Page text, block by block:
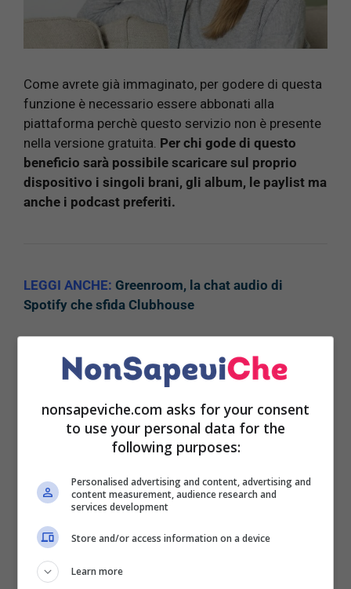
Come avrete già immaginato, per godere di questa
funzione è necessario essere abbonati alla
piattaforma perchè questo servizio non è presente
nella versione gratuita. Per chi gode di questo
beneficio sarà possibile scaricare sul proprio
dispositivo i singoli brani, gli album, le paylist ma
anche i podcast preferiti.
LEGGI ANCHE: Greenroom, la chat audio di
Spotify che sfida Clubhouse
La procedura è uguale sia che il vostro sia un
dispositivo Android sia per un dispositivo che
utilizza iOS: sarà, inoltre, possibile farlo anche dal
Come procedere con il
download
Per scaricare la propria musica del cuore da
Spotify è necessario avviare l’app e accedere al
nonsapeviche.com asks for your consent
to use your personal data for the
following purposes:
Personalised advertising and content, advertising and
content measurement, audience research and
services development
Store and/or access information on a device
Learn more